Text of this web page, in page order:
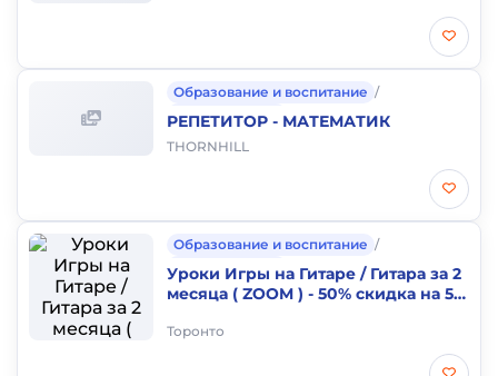
Образование и воспитание /
Частные уроки
РЕПЕТИТОР - МАТЕМАТИК
THORNHILL
Образование и воспитание /
Частные уроки
Уроки Игры на Гитаре / Гитара за 2
месяца ( ZOOM ) - 50% скидка на 5
Торонто